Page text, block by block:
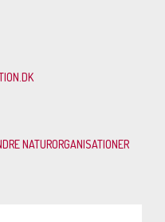
NATURORGANISATIONER